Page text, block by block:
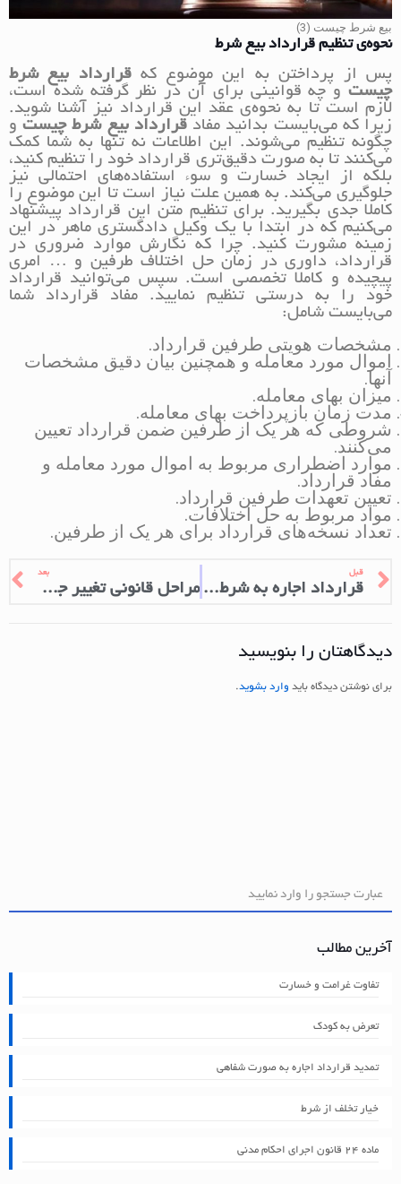
بیع شرط چیست (3)
نحوه‌ی تنظیم قرارداد بیع شرط
پس از پرداختن به این موضوع کهقرارداد بیع شرط
چیست و چه قوانینی برای آن در نظر گرفته شده است،
لازم است تا به نحوه‌ی عقد این قرارداد نیز آشنا شوید.
زیرا که می‌بایست بدانید مفادقرارداد بیع شرطچیستو
چگونه تنظیم می‌شوند. این اطلاعات نه تنها به شما کمک
می‌کنند تا به صورت دقیق‌تری قرارداد خود را تنظیم کنید،
بلکه از ایجاد خسارت و سوء استفاده‌های احتمالی نیز
جلوگیری می‌کند. به همین علت نیاز است تا این موضوع را
کاملا جدی بگیرید. برای تنظیم متن این قرارداد پیشنهاد
می‌کنیم که در ابتدا با یک وکیل دادگستری ماهر در این
زمینه مشورت کنید. چرا که نگارش موارد ضروری در
قرارداد، داوری در زمان حل اختلاف طرفین و … امری
پیچیده و کاملا تخصصی است. سپس می‌توانید قرارداد
خود را به درستی تنظیم نمایید. مفاد قرارداد شما
می‌بایست شامل:
مشخصات هویتی طرفین قرارداد.
اموال مورد معامله و همچنین بیان دقیق مشخصات
آنها.
میزان بهای معامله.
مدت زمان بازپرداخت بهای معامله.
شروطی که هر یک از طرفین ضمن قرارداد تعیین
می‌کنند.
موارد اضطراری مربوط به اموال مورد معامله و
مفاد قرارداد.
تعیین تعهدات طرفین قرارداد.
مواد مربوط به حل اختلافات.
تعداد نسخه‌های قرارداد برای هر یک از طرفین.
قبل
قرارداد اجاره به شرط تملیک
بعد
مراحل قانونی تغییر جنسیت
دیدگاهتان را بنویسید
برای نوشتن دیدگاه باید وارد بشوید.
آخرین مطالب
تفاوت غرامت و خسارت
تعرض به کودک
تمدید قرارداد اجاره به صورت شفاهی
خیار تخلف از شرط
ماده ۲۴ قانون اجرای احکام مدنی